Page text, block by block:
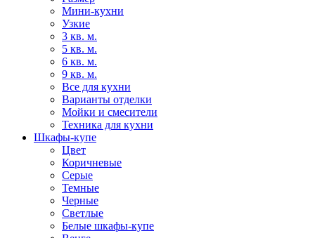
Мини-кухни
Узкие
3 кв. м.
5 кв. м.
6 кв. м.
9 кв. м.
Все для кухни
Варианты отделки
Мойки и смесители
Техника для кухни
Шкафы-купе
Цвет
Коричневые
Серые
Темные
Черные
Светлые
Белые шкафы-купе